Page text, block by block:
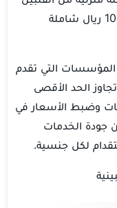
من خلال خدمة “معروفة” تبلغ 10,752.50 ريال شاملة
المؤسسات التي تقدم
الحد الأقصى
وضبط الأسعار في
جودة الخدمات
لكل جنسية.